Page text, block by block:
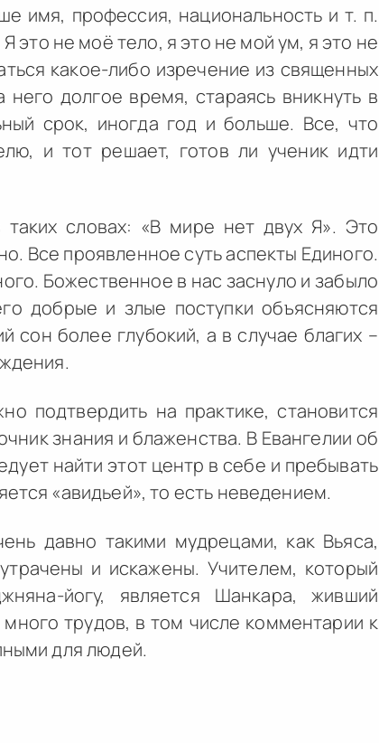
имя, профессия, национальность и т. п.
это не моё тело, я это не мой ум, я это не
какое-либо изречение из священных
долгое время, стараясь вникнуть в
срок, иногда год и больше. Все, что
и тот решает, готов ли ученик идти
словах: «В мире нет двух Я». Это
Все проявленное суть аспекты Единого.
Божественное в нас заснуло и забыло
добрые и злые поступки объясняются
сон более глубокий, а в случае благих –
подтвердить на практике, становится
знания и блаженства. В Евангелии об
найти этот центр в себе и пребывать
«авидьей», то есть неведением.
давно такими мудрецами, как Вьяса,
и искажены. Учителем, который
йогу, является Шанкара, живший
трудов, в том числе комментарии к
для людей.